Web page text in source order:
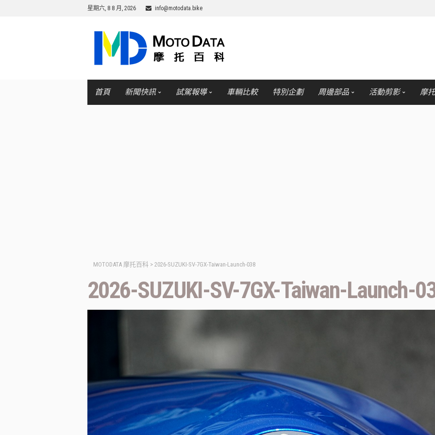
星期六, 8 8 月, 2026 info@motodata.bike
首頁 新聞快訊 試駕報導 車輛比較 特別企劃 周邊部品 活動剪影 摩
MOTODATA 摩托百科 > 2026-SUZUKI-SV-7GX-Taiwan-Launch-038
2026-SUZUKI-SV-7GX-Taiwan-Launch-